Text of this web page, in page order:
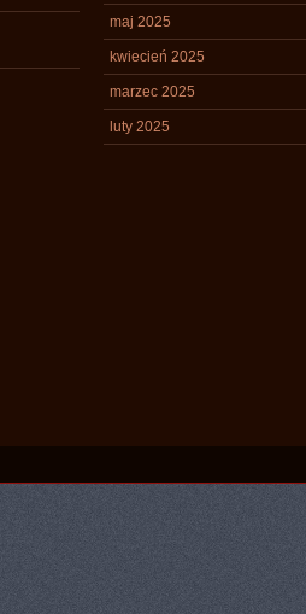
maj 2025
kwiecień 2025
marzec 2025
luty 2025